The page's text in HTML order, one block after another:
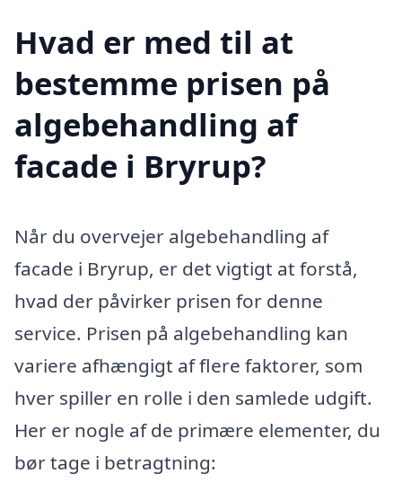
Hvad er med til at
bestemme prisen på
algebehandling af
facade i Bryrup?
Når du overvejer algebehandling af
facade i Bryrup, er det vigtigt at forstå,
hvad der påvirker prisen for denne
service. Prisen på algebehandling kan
variere afhængigt af flere faktorer, som
hver spiller en rolle i den samlede udgift.
Her er nogle af de primære elementer, du
bør tage i betragtning: